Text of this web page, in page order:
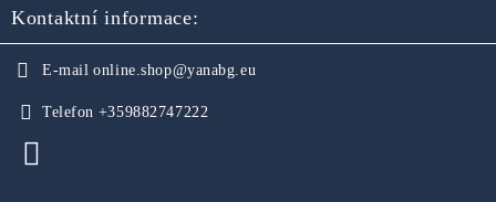
Kontaktní informace:
E-mail online.shop@yanabg.eu
Telefon +359882747222